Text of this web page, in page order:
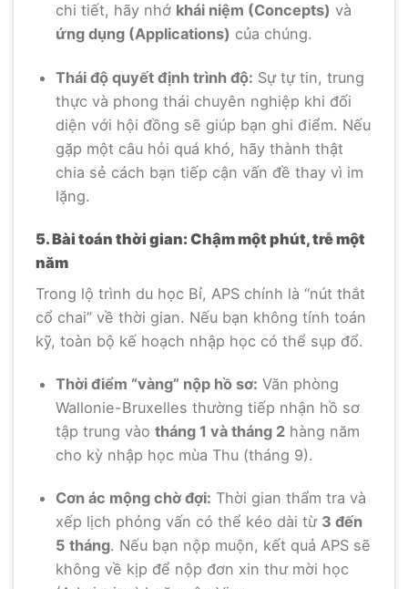
chi tiết, hãy nhớ khái niệm (Concepts) và
ứng dụng (Applications) của chúng.
Thái độ quyết định trình độ: Sự tự tin, trung
thực và phong thái chuyên nghiệp khi đối
diện với hội đồng sẽ giúp bạn ghi điểm. Nếu
gặp một câu hỏi quá khó, hãy thành thật
chia sẻ cách bạn tiếp cận vấn đề thay vì im
lặng.
5. Bài toán thời gian: Chậm một phút, trễ một
năm
Trong lộ trình du học Bỉ, APS chính là “nút thắt
cổ chai” về thời gian. Nếu bạn không tính toán
kỹ, toàn bộ kế hoạch nhập học có thể sụp đổ.
Thời điểm “vàng” nộp hồ sơ: Văn phòng
Wallonie-Bruxelles thường tiếp nhận hồ sơ
tập trung vào tháng 1 và tháng 2hàng năm
cho kỳ nhập học mùa Thu (tháng 9).
Cơn ác mộng chờ đợi: Thời gian thẩm tra và
xếp lịch phỏng vấn có thể kéo dài từ 3 đến
5 tháng. Nếu bạn nộp muộn, kết quả APS sẽ
không về kịp để nộp đơn xin thư mời học